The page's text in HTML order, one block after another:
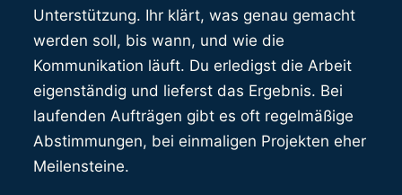
Unterstützung. Ihr klärt, was genau gemacht
werden soll, bis wann, und wie die
Kommunikation läuft. Du erledigst die Arbeit
eigenständig und lieferst das Ergebnis. Bei
laufenden Aufträgen gibt es oft regelmäßige
Abstimmungen, bei einmaligen Projekten eher
Meilensteine.